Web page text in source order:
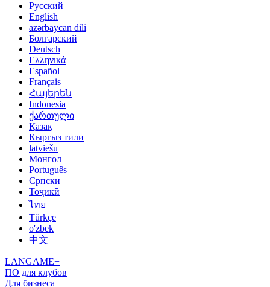
Русский
English
azərbaycan dili
Болгарский
Deutsch
Ελληνικά
Español
Français
Հայերեն
Indonesia
ქართული
Қазақ
Кыргыз тили
latviešu
Монгол
Português
Српски
Тоҷикӣ
ไทย
Türkçe
o'zbek
中文
LANGAME+
ПО для клубов
Для бизнеса